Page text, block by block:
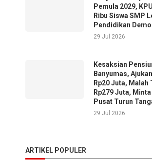
Pemula 2029,
Ribu Siswa SMP
Pendidikan
29 Jul 2026
Kesaksian
Banyumas,
Rp20 Juta, Malah
Rp279 Juta,
Pusat Turun
29 Jul 2026
ARTIKEL POPULER